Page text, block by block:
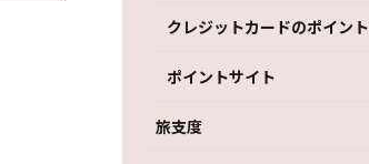
クレジットカードのポイント
ポイントサイト
旅支度